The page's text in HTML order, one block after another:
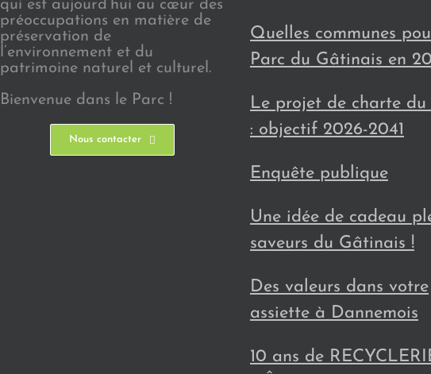
qui est aujourd’hui au cœur des
préoccupations en matière de
préservation de
l’environnement et du
patrimoine naturel et culturel.
Bienvenue dans le Parc !
Nous contacter
Quelles communes
Parc du Gâtinais en
Le projet de charte du
: objectif 2026-2041
Enquête publique
Une idée de cadeau
saveurs du Gâtinais !
Des valeurs dans votre
assiette à Dannemois
10 ans de